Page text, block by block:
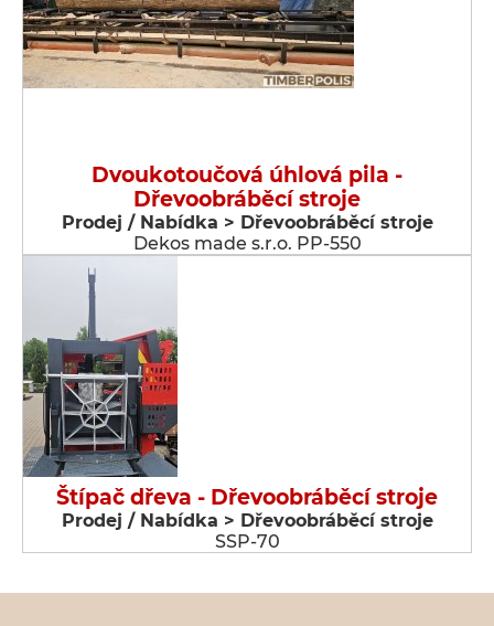
Dvoukotoučová úhlová pila -
Dřevoobráběcí stroje
Prodej / Nabídka > Dřevoobráběcí stroje
Dekos made s.r.o. PP-550
Štípač dřeva - Dřevoobráběcí stroje
Prodej / Nabídka > Dřevoobráběcí stroje
SSP-70